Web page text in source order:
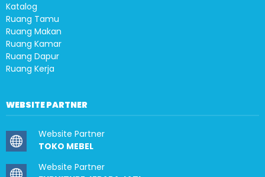
Katalog
Ruang Tamu
Ruang Makan
Ruang Kamar
Ruang Dapur
Ruang Kerja
WEBSITE PARTNER
Website Partner
TOKO MEBEL
Website Partner